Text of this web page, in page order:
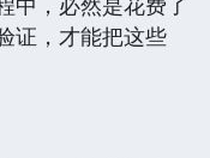
证，才能把这些